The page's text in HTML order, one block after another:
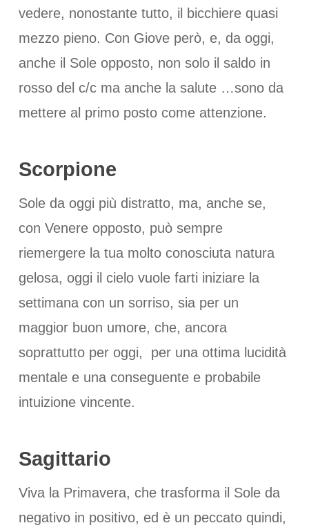
vedere, nonostante tutto, il bicchiere quasi
mezzo pieno. Con Giove però, e, da oggi,
anche il Sole opposto, non solo il saldo in
rosso del c/c ma anche la salute …sono da
mettere al primo posto come attenzione.
Scorpione
Sole da oggi più distratto, ma, anche se,
con Venere opposto, può sempre
riemergere la tua molto conosciuta natura
gelosa, oggi il cielo vuole farti iniziare la
settimana con un sorriso, sia per un
maggior buon umore, che, ancora
soprattutto per oggi, per una ottima lucidità
mentale e una conseguente e probabile
intuizione vincente.
Sagittario
Viva la Primavera, che trasforma il Sole da
negativo in positivo, ed è un peccato quindi,